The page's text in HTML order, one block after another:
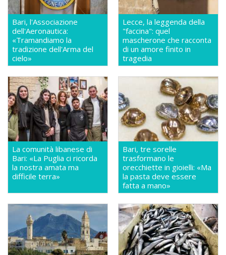
Bari, l'Associazione
dell'Aeronautica:
«Tramandiamo la
tradizione dell'Arma del
cielo»
Lecce, la leggenda della
"faccina": quel
mascherone che racconta
di un amore finito in
tragedia
La comunità libanese di
Bari: «La Puglia ci ricorda
la nostra amata ma
difficile terra»
Bari, tre sorelle
trasformano le
orecchiette in gioielli: «Ma
la pasta deve essere
fatta a mano»